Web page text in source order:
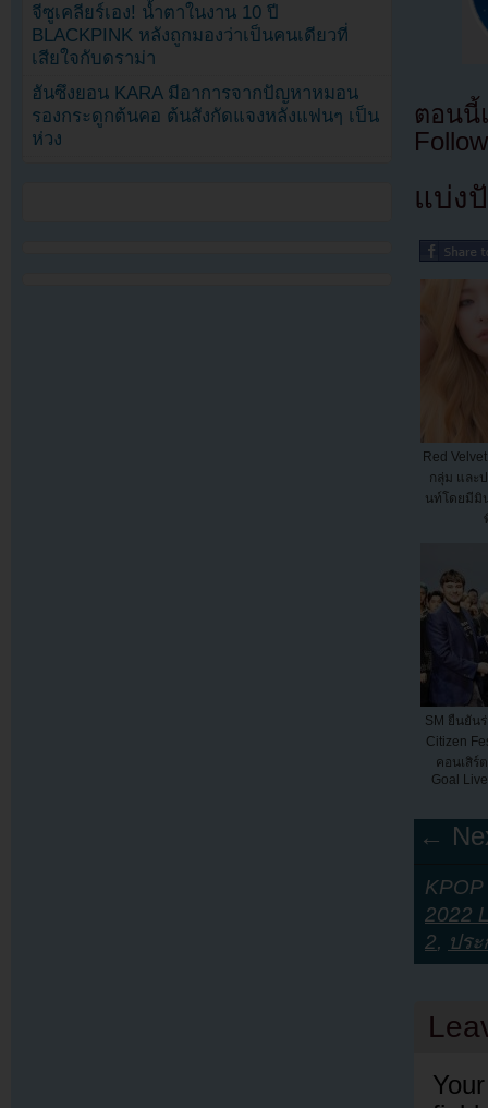
ตอนนี้
แบ่ง
Red
กลุ่ม และ
นท์โดยมีมิ
SM ยืนยัน
Citizen
คอนเสิร์
Goal
←
2022
2, ปร
จีซูเคลียร์เอง! น้ำตาในงาน 10 ปี
BLACKPINK หลังถูกมองว่าเป็นคนเดียวที่
เสียใจกับดราม่า
ฮันซึงยอน KARA มีอาการจากปัญหาหมอน
รองกระดูกต้นคอ ต้นสังกัดแจงหลังแฟนๆ เป็น
ห่วง